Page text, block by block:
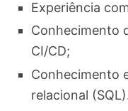
Experiência
Conhecimento
CI/CD;
Conhecimento
relacional